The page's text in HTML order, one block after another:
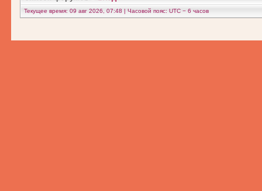
Текущее время: 09 авг 2026, 07:48 | Часовой пояс: UTC − 6 часов